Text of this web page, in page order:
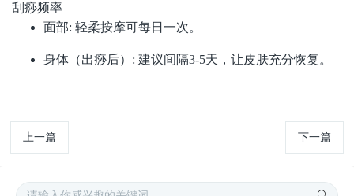
刮痧频率
面部: 轻柔按摩可每日一次。
身体（出痧后）: 建议间隔3-5天，让皮肤充分恢复。
上一篇 下一篇